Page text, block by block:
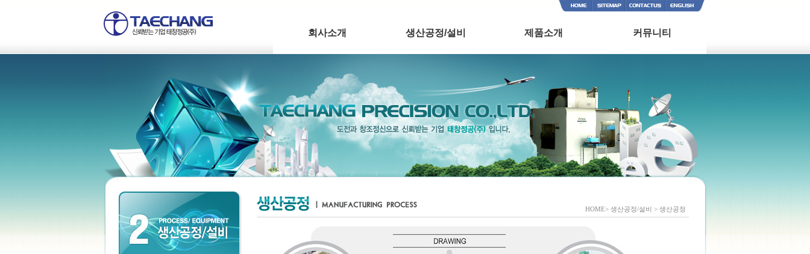
회사소개 생산공정/설비 제품소개 커뮤니티
HOME> 생산공정/설비 > 생산공정